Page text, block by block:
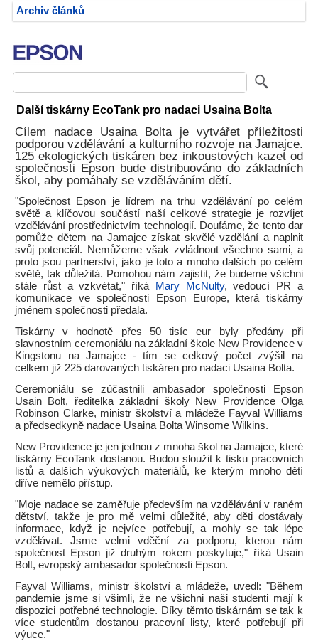
Archiv článků
Další tiskárny EcoTank pro nadaci Usaina Bolta
Cílem nadace Usaina Bolta je vytvářet příležitosti
podporou vzdělávání a kulturního rozvoje na Jamajce.
125 ekologických tiskáren bez inkoustových kazet od
společnosti Epson bude distribuováno do základních
škol, aby pomáhaly se vzděláváním dětí.
"Společnost Epson je lídrem na trhu vzdělávání po celém
světě a klíčovou součástí naší celkové strategie je rozvíjet
vzdělávání prostřednictvím technologií. Doufáme, že tento dar
pomůže dětem na Jamajce získat skvělé vzdělání a naplnit
svůj potenciál. Nemůžeme však zvládnout všechno sami, a
proto jsou partnerství, jako je toto a mnoho dalších po celém
světě, tak důležitá. Pomohou nám zajistit, že budeme všichni
stále růst a vzkvétat," říká
Mary McNulty, vedoucí PR a
komunikace ve společnosti Epson Europe, která tiskárny
jménem společnosti předala.
Tiskárny v hodnotě přes 50 tisíc eur byly předány při
slavnostním ceremoniálu na základní škole New Providence v
Kingstonu na Jamajce - tím se celkový počet zvýšil na
celkem již 225 darovaných tiskáren pro nadaci Usaina Bolta.
Ceremoniálu se zúčastnili ambasador společnosti Epson
Usain Bolt, ředitelka základní školy New Providence Olga
Robinson Clarke, ministr školství a mládeže Fayval Williams
a předsedkyně nadace Usaina Bolta Winsome Wilkins.
New Providence je jen jednou z mnoha škol na Jamajce, které
tiskárny EcoTank dostanou. Budou sloužit k tisku pracovních
listů a dalších výukových materiálů, ke kterým mnoho dětí
dříve nemělo přístup.
"Moje nadace se zaměřuje především na vzdělávání v raném
dětství, takže je pro mě velmi důležité, aby děti dostávaly
informace, když je nejvíce potřebují, a mohly se tak lépe
vzdělávat. Jsme velmi vděční za podporu, kterou nám
společnost Epson již druhým rokem poskytuje," říká Usain
Bolt, evropský ambasador společnosti Epson.
Fayval Williams, ministr školství a mládeže, uvedl: "Během
pandemie jsme si všimli, že ne všichni naši studenti mají k
dispozici potřebné technologie. Díky těmto tiskárnám se tak k
více studentům dostanou pracovní listy, které potřebují při
výuce."